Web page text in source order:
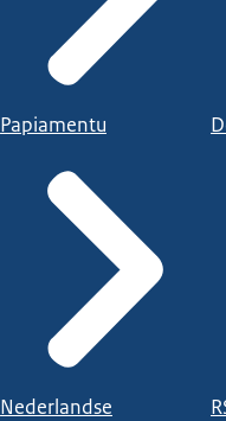
Papiamentu
Nederlandse